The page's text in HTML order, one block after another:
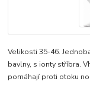
Velikosti 35-46.
bavlny, s ionty stříbra.
pomáhají proti otoku